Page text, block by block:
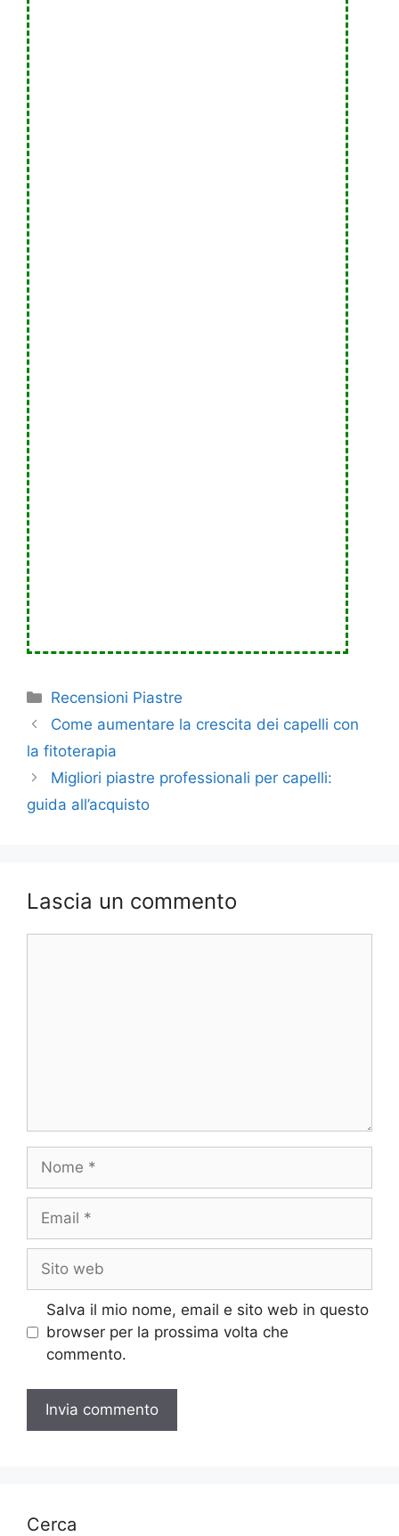
Categorie
Recensioni Piastre
Come aumentare la crescita dei capelli con
la fitoterapia
Migliori piastre professionali per capelli:
guida all’acquisto
Lascia un commento
Nome
Email
Sito
web
Salva il mio nome, email e sito web in questo
browser per la prossima volta che
commento.
Cerca